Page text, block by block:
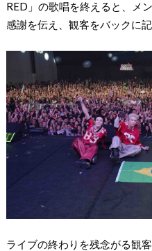
RED」の歌唱を終えると、メ
感謝を伝え、観客をバックに記
ライブの終わりを残念がる観